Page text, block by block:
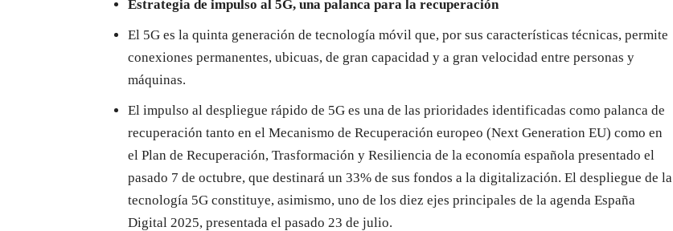
Estrategia de impulso al 5G, una palanca para la recuperación
El 5G es la quinta generación de tecnología móvil que, por sus características técnicas, permite
conexiones permanentes, ubicuas, de gran capacidad y a gran velocidad entre personas y
máquinas.
El impulso al despliegue rápido de 5G es una de las prioridades identificadas como palanca de
recuperación tanto en el Mecanismo de Recuperación europeo (Next Generation EU) como en
el Plan de Recuperación, Trasformación y Resiliencia de la economía española presentado el
pasado 7 de octubre, que destinará un 33% de sus fondos a la digitalización. El despliegue de la
tecnología 5G constituye, asimismo, uno de los diez ejes principales de la agenda España
Digital 2025, presentada el pasado 23 de julio.